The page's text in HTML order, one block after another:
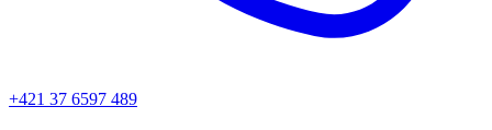
+421 37 6597 489